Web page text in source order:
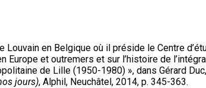
en Belgique où il préside le Centre
Europe et outremers et sur l’histoire de
de Lille (1950-1980) », dans Gérard
jours), Alphil, Neuchâtel, 2014, p. 345-363.